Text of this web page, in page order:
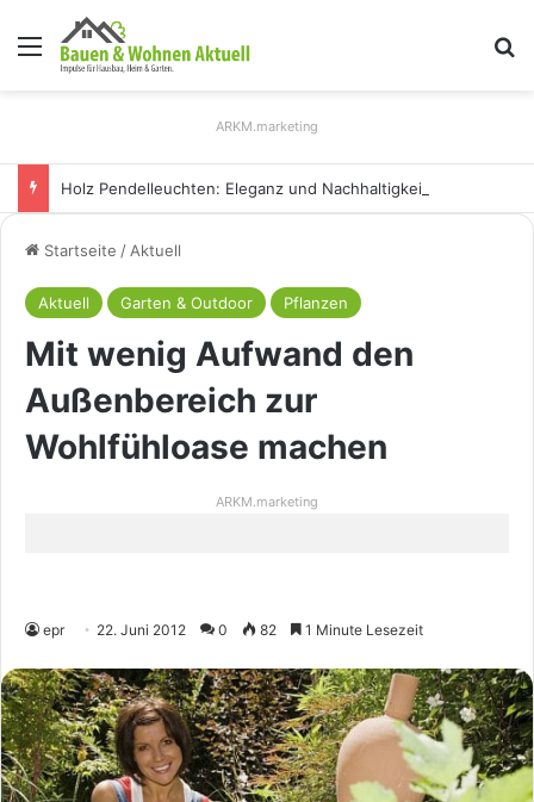
Menü
ARKM.marketing
Startseite / Aktuell
Aktuell Garten & Outdoor Pflanzen
Mit wenig Aufwand den
Außenbereich zur
Wohlfühloase machen
ARKM.marketing
epr 22. Juni 2012 0 82 1 Minute Lesezeit